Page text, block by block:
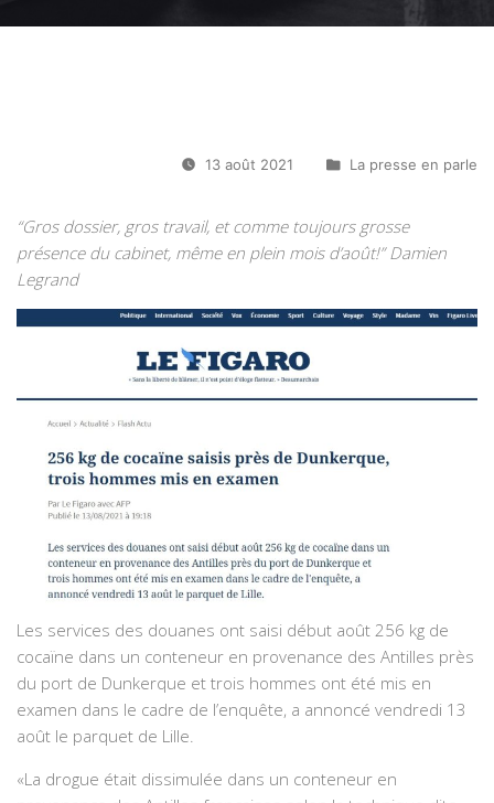
13 août 2021 La presse en parle
“Gros dossier, gros travail, et comme toujours grosse
présence du cabinet, même en plein mois d’août!” Damien
Legrand
Les services des douanes ont saisi début août 256 kg de
cocaïne dans un conteneur en provenance des Antilles près
du port de Dunkerque et trois hommes ont été mis en
examen dans le cadre de l’enquête, a annoncé vendredi 13
août le parquet de Lille.
«La drogue était dissimulée dans un conteneur en